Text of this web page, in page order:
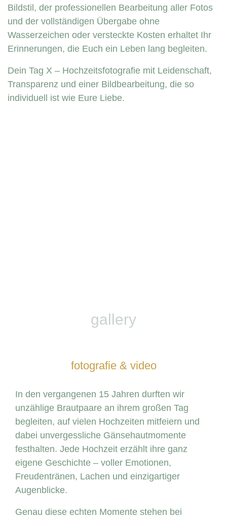
Bildstil, der professionellen Bearbeitung aller Fotos
und der vollständigen Übergabe ohne
Wasserzeichen oder versteckte Kosten erhaltet Ihr
Erinnerungen, die Euch ein Leben lang begleiten.
Dein Tag X – Hochzeitsfotografie mit Leidenschaft,
Transparenz und einer Bildbearbeitung, die so
individuell ist wie Eure Liebe.
gallery
fotografie & video
In den vergangenen 15 Jahren durften wir
unzählige Brautpaare an ihrem großen Tag
begleiten, auf vielen Hochzeiten mitfeiern und
dabei unvergessliche Gänsehautmomente
festhalten. Jede Hochzeit erzählt ihre ganz
eigene Geschichte – voller Emotionen,
Freudentränen, Lachen und einzigartiger
Augenblicke.
Genau diese echten Momente stehen bei